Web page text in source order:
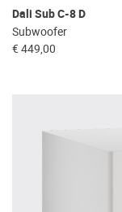
Dali Sub C-8 D
Subwoofer
€ 449,00